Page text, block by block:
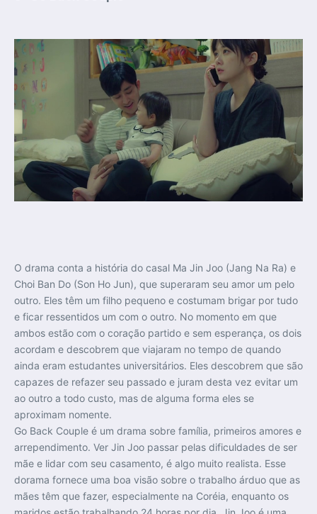
O drama conta a história do casal Ma Jin Joo (Jang Na Ra) e
Choi Ban Do (Son Ho Jun), que superaram seu amor um pelo
outro. Eles têm um filho pequeno e costumam brigar por tudo
e ficar ressentidos um com o outro. No momento em que
ambos estão com o coração partido e sem esperança, os dois
acordam e descobrem que viajaram no tempo de quando
ainda eram estudantes universitários. Eles descobrem que são
capazes de refazer seu passado e juram desta vez evitar um
ao outro a todo custo, mas de alguma forma eles se
aproximam nomente.
Go Back Couple é um drama sobre família, primeiros amores e
arrependimento. Ver Jin Joo passar pelas dificuldades de ser
mãe e lidar com seu casamento, é algo muito realista. Esse
dorama fornece uma boa visão sobre o trabalho árduo que as
mães têm que fazer, especialmente na Coréia, enquanto os